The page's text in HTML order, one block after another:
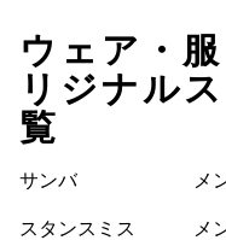
ウェア・服
リジナル
覧
サンバ
スタンスミス
メ
メ